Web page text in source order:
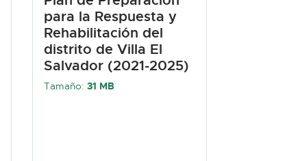
para la Respuesta y
Rehabilitación del
distrito de Villa El
Salvador (2021-2025)
Tamaño: 31 MB